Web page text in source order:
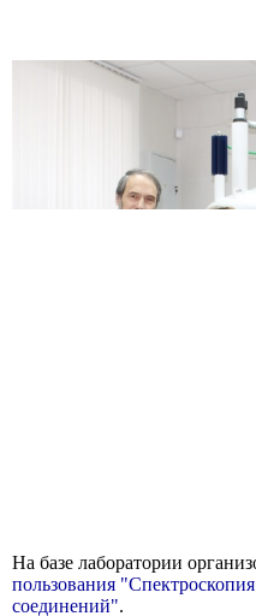
На базе лаборатории
пользования
соединений".